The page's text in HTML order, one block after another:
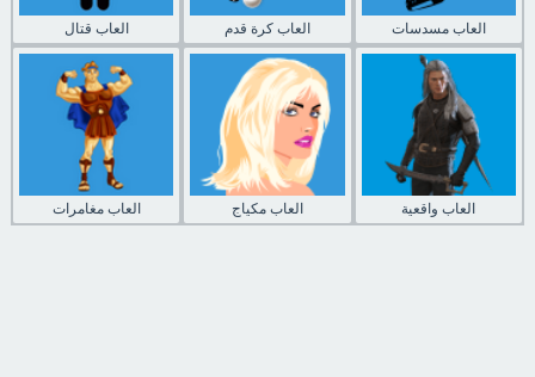
العاب قتال العاب كرة قدم العاب مسدسات
العاب مغامرات العاب مكياج العاب واقعية